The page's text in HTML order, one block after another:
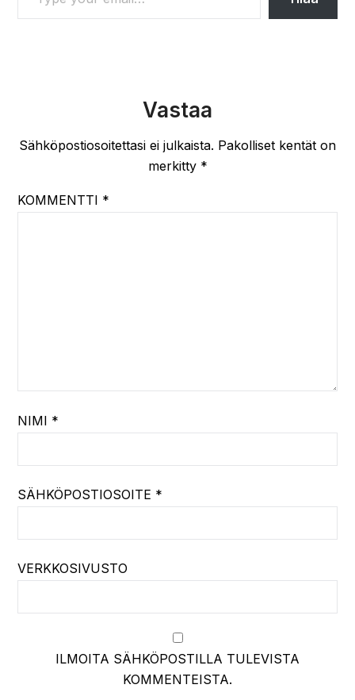
Vastaa
Sähköpostiosoitettasi ei julkaista. Pakolliset kentät on
merkitty *
KOMMENTTI *
NIMI *
SÄHKÖPOSTIOSOITE *
VERKKOSIVUSTO
ILMOITA SÄHKÖPOSTILLA TULEVISTA
KOMMENTEISTA.